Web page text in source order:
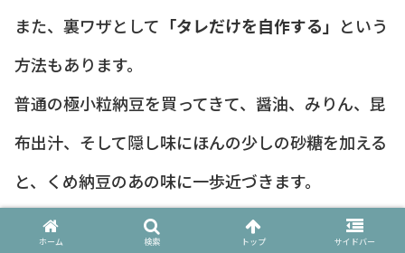
また、裏ワザとして 「タレだけを自作する」 という
方法もあります。
普通の極小粒納豆を買ってきて、醤油、みりん、昆
布出汁、そして隠し味にほんの少しの砂糖を加える
と、くめ納豆のあの味に一歩近づきます。
ホーム 検索 トップ サイドバー